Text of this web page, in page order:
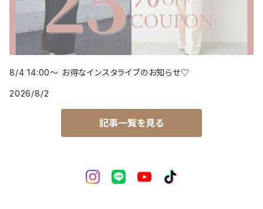
8/4 14:00～ お得なインスタライブのお知らせ♡
2026/8/2
記事一覧を見る